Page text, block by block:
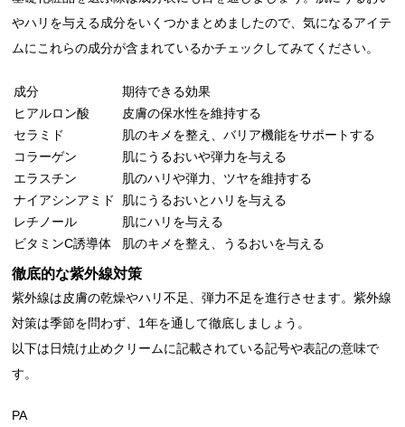
やハリを与える成分をいくつかまとめましたので、気になるアイテ
ムにこれらの成分が含まれているかチェックしてみてください。
成分
期待できる効果
ヒアルロン酸
皮膚の保水性を維持する
セラミド
肌のキメを整え、バリア機能をサポートする
コラーゲン
肌にうるおいや弾力を与える
エラスチン
肌のハリや弾力、ツヤを維持する
ナイアシンアミド
肌にうるおいとハリを与える
レチノール
肌にハリを与える
ビタミンC誘導体
肌のキメを整え、うるおいを与える
徹底的な紫外線対策
紫外線は皮膚の乾燥やハリ不足、弾力不足を進行させます。紫外線
対策は季節を問わず、1年を通して徹底しましょう。
以下は日焼け止めクリームに記載されている記号や表記の意味で
す。
PA